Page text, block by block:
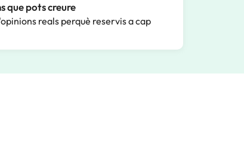
que pots creure
reals perquè reservis a cap